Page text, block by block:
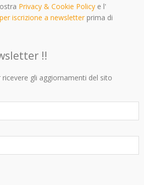
Privacy & Cookie Policy e l'
iscrizione a newsletterprima di
!!
gli aggiornamenti del sito